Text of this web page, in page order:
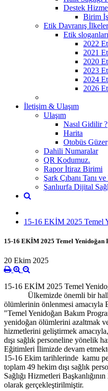
Destek
Birim İş
Etik Davranış
Etik
2022
2021
2020
2023
2024
2026
İletişim & Ulaşım
Ulaşım
Nasıl Gidilir ?
Harita
Otobüs
Dahili Numaralar
QR Kodumuz.
Rapor İtiraz Birimi
Şark Çıbanı Tanı
Şanlıurfa Dijital
15-16 EKİM 2025 Temel
15-16 EKİM 2025 Temel Yenidoğan
20 Ekim 2025
15-16 EKİM 2025 Temel
Ülkemizde önemli bir halk
ölümlerinin önlenmesi amacıyla
"Temel Yenidoğan Bakım
yenidoğan ölümlerini azaltmak
hizmetlerini geliştirmek
dışı sağlık personeline yönelik
Eğitimleri İlimizde devam
15-16 Ekim tarihlerinde kamu
toplam 49 hekim dışı sağlık
Sağlığı Hizmetleri
olarak gerçekleştirilmiştir.